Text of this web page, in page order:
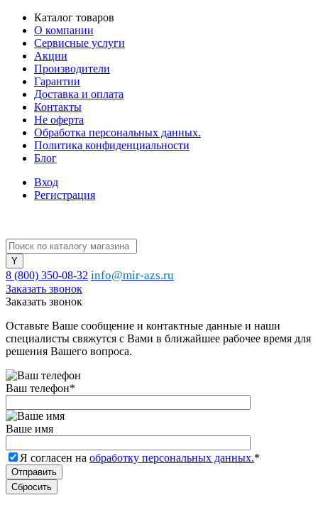
Каталог товаров
О компании
Сервисные услуги
Акции
Производители
Гарантии
Доставка и оплата
Контакты
Не оферта
Обработка персональных данных.
Политика конфиденциальности
Блог
Вход
Регистрация
8 (800) 350-08-32 info@mir-azs.ru
Заказать звонок
Заказать звонок
Оставьте Ваше сообщение и контактные данные и наши
специалисты свяжутся с Вами в ближайшее рабочее время для
решения Вашего вопроса.
Ваш телефон*
Ваше имя
Я согласен на обработку персональных данных.*